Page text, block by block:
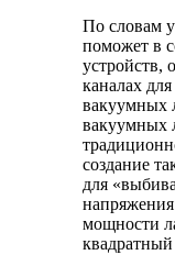
По словам
поможет в
устройств,
каналах
вакуумных
вакуумных
создание
для
мощности